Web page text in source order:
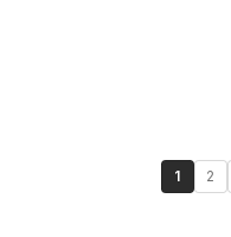
1 2